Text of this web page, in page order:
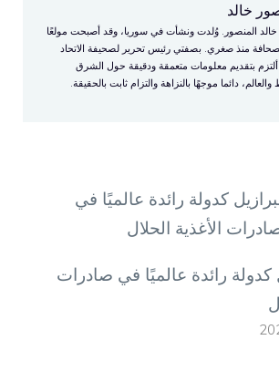
خالد
المنصور. وُلدت ونشأت في سوريا، وقد أصبحت مولعًا
منذ صغري. بصفتي رئيس تحرير لصحيفة الاتحاد
بتقديم معلومات متعمقة ودقيقة حول الشرق
والعالم، دائما موجهًا بالنزاهة والتزام ثابت بالحقيقة.
كدولة رائدة عالميًا في صادرات